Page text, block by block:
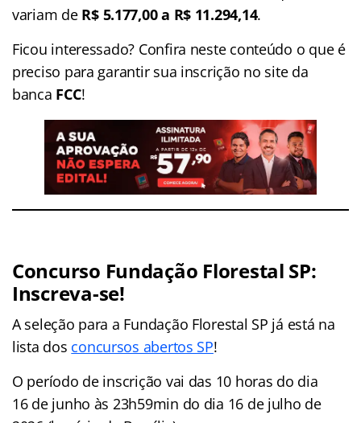
variam de R$ 5.177,00 a R$ 11.294,14.
Ficou interessado? Confira neste conteúdo o que é
preciso para garantir sua inscrição no site da
banca FCC!
Concurso Fundação Florestal SP:
Inscreva-se!
A seleção para a Fundação Florestal SP já está na
lista dos concursos abertos SP!
O período de inscrição vai das 10 horas do dia
16 de junho às 23h59min do dia 16 de julho de